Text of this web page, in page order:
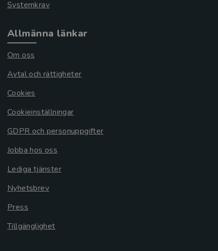
Systemkrav
Allmänna länkar
Om oss
Avtal och rättigheter
Cookies
Cookieinställningar
GDPR och personuppgifter
Jobba hos oss
Lediga tjänster
Nyhetsbrev
Press
Tillgänglighet